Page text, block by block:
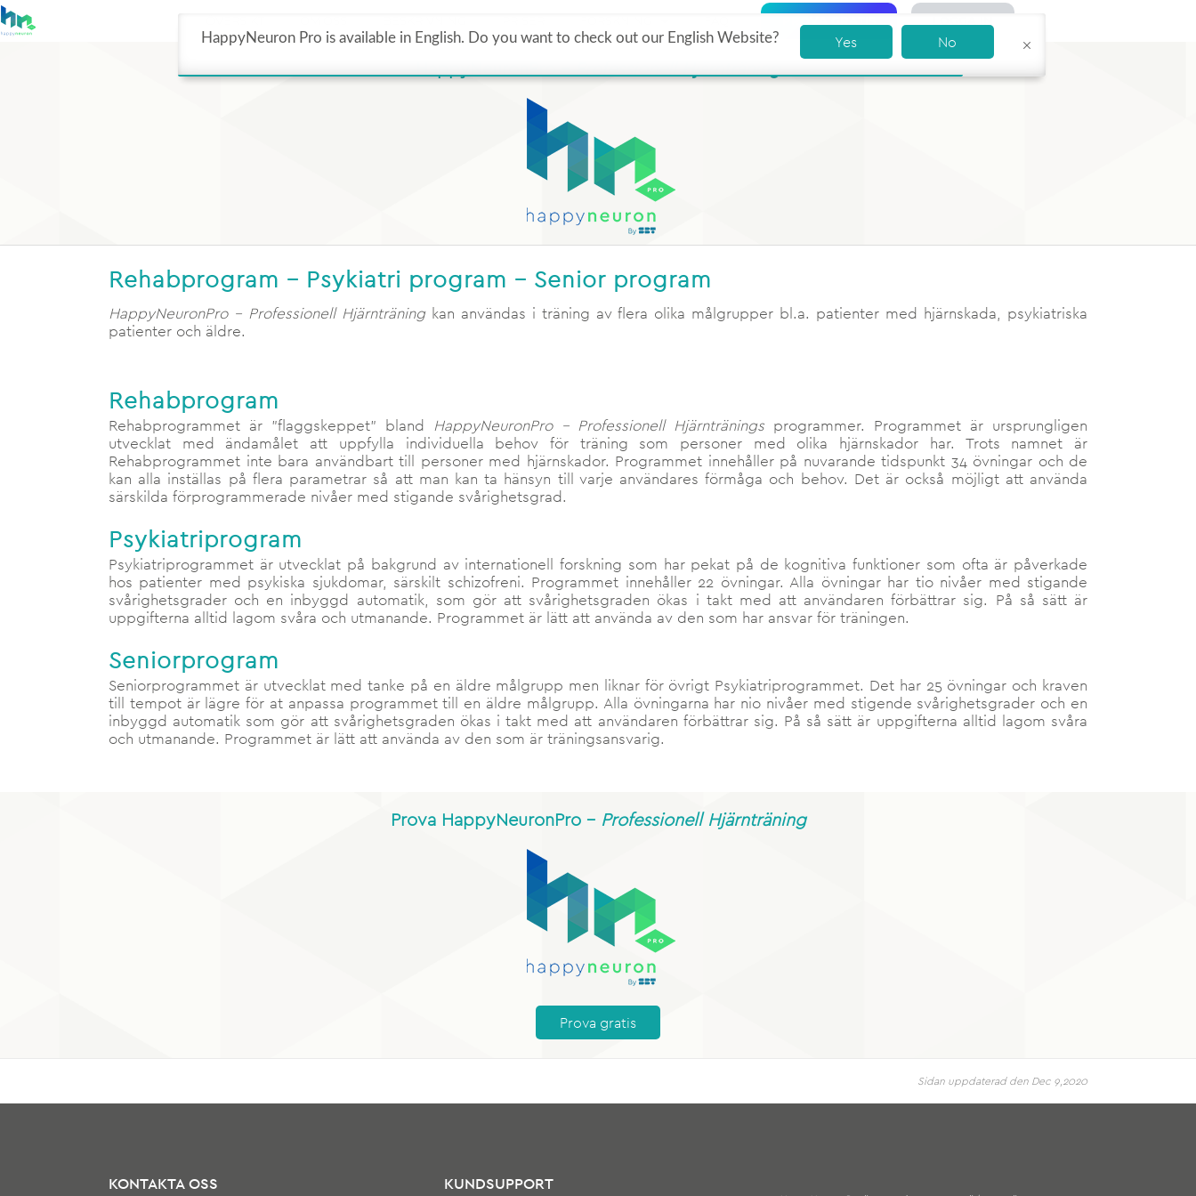
HappyNeuronPro – Professionell Hjärnträning
Rehabprogram – Psykiatri program – Senior program
HappyNeuronPro – Professionell Hjärnträningkan användas i träning av flera olika målgrupper bl.a. patienter med hjärnskada, psykiatriska
patienter och äldre.
Rehabprogram
Rehabprogrammet är ”flaggskeppet” bland HappyNeuronPro – Professionell Hjärntränings programmer. Programmet är ursprungligen
utvecklat med ändamålet att uppfylla individuella behov för träning som personer med olika hjärnskador har. Trots namnet är
Rehabprogrammet inte bara användbart till personer med hjärnskador. Programmet innehåller på nuvarande tidspunkt 34 övningar och de
kan alla inställas på flera parametrar så att man kan ta hänsyn till varje användares förmåga och behov. Det är också möjligt att använda
särskilda förprogrammerade nivåer med stigande svårighetsgrad.
Psykiatriprogram
Psykiatriprogrammet är utvecklat på bakgrund av internationell forskning som har pekat på de kognitiva funktioner som ofta är påverkade
hos patienter med psykiska sjukdomar, särskilt schizofreni. Programmet innehåller 22 övningar. Alla övningar har tio nivåer med stigande
svårighetsgrader och en inbyggd automatik, som gör att svårighetsgraden ökas i takt med att användaren förbättrar sig. På så sätt är
uppgifterna alltid lagom svåra och utmanande. Programmet är lätt att använda av den som har ansvar för träningen.
Seniorprogram
Seniorprogrammet är utvecklat med tanke på en äldre målgrupp men liknar för övrigt Psykiatriprogrammet. Det har 25 övningar och kraven
till tempot är lägre för at anpassa programmet till en äldre målgrupp. Alla övningarna har nio nivåer med stigende svårighetsgrader och en
inbyggd automatik som gör att svårighetsgraden ökas i takt med att användaren förbättrar sig. På så sätt är uppgifterna alltid lagom svåra
och utmanande. Programmet är lätt att använda av den som är träningsansvarig.
Prova HappyNeuronPro – Professionell Hjärnträning
Prova gratis
Sidan uppdaterad den Dec 9,2020
KONTAKTA OSS KUNDSUPPORT
HappyNeuron Pro is available in English. Do you want to check out our English Website? Yes No